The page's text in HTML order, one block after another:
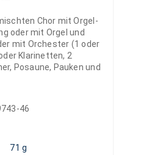
Chor mit Orgel-
oder mit Orgel und
mit Orchester (1 oder
Klarinetten, 2
Posaune, Pauken und
46
71 g